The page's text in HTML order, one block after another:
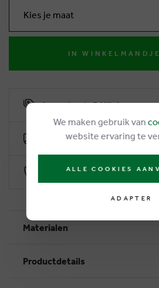
Kies je maat
IN WINKELMANDJE
6% remise de fidélité
Livraison gratuite dès €50
Paiement sécurisé par
Materialen
Productdetails
We maken gebruik van
website ervaring te
ALLE COOKIES
ADAPTER